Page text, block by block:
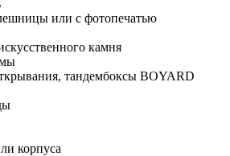
или с фотопечатью
камня
тандембоксы BOYARD
корпуса